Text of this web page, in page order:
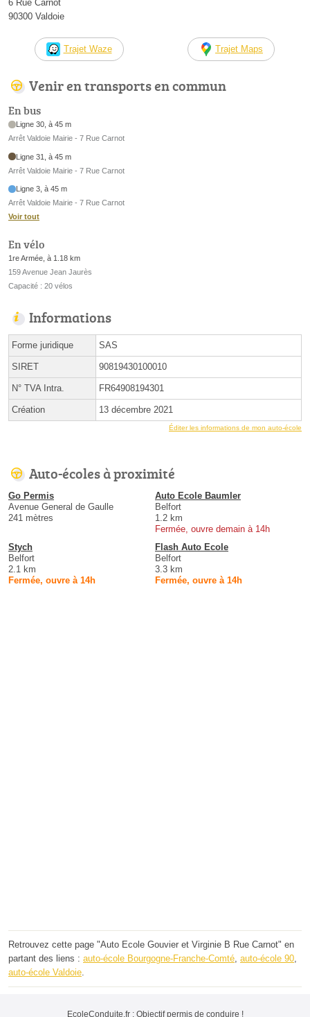
6 Rue Carnot
90300 Valdoie
Trajet Waze Trajet Maps
Venir en transports en commun
En bus
Ligne 30, à 45 m
Arrêt Valdoie Mairie - 7 Rue Carnot
Ligne 31, à 45 m
Arrêt Valdoie Mairie - 7 Rue Carnot
Ligne 3, à 45 m
Arrêt Valdoie Mairie - 7 Rue Carnot
Voir tout
En vélo
1re Armée, à 1.18 km
159 Avenue Jean Jaurès
Capacité : 20 vélos
Informations
Forme juridique SAS
SIRET 90819430100010
N° TVA Intra. FR64908194301
Création 13 décembre 2021
Éditer les informations de mon auto-école
Auto-écoles à proximité
Go Permis
Avenue General de Gaulle
241 mètres
Auto Ecole Baumler
Belfort
1.2 km
Fermée, ouvre demain à 14h
Stych
Belfort
2.1 km
Fermée, ouvre à 14h
Flash Auto Ecole
Belfort
3.3 km
Fermée, ouvre à 14h
Retrouvez cette page "Auto Ecole Gouvier et Virginie B Rue Carnot" en
partant des liens : auto-école Bourgogne-Franche-Comté auto-école 90
auto-école Valdoie
EcoleConduite.fr : Objectif permis de conduire !